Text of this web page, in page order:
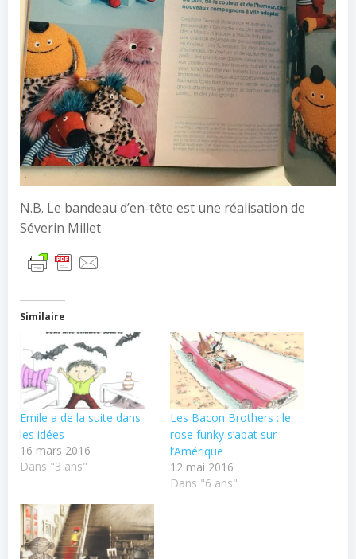
N.B. Le bandeau d’en-tête est une réalisation de
Séverin Millet
Similaire
Emile a de la suite dans
les idées
16 mars 2016
Dans "3 ans"
Les Bacon Brothers : le
rose funky s’abat sur
l’Amérique
12 mai 2016
Dans "6 ans"